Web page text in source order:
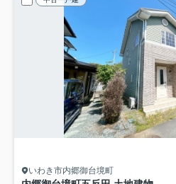
いわき市内郷御台境町